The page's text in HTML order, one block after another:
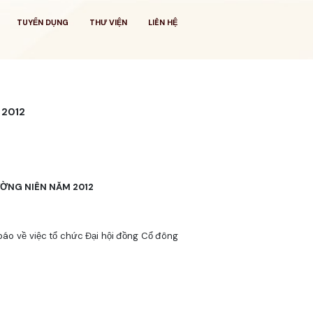
TUYỂN DỤNG THƯ VIỆN LIÊN HỆ
NIÊN NĂM 2012
về việc tổ chức Đại hội đồng Cổ đông